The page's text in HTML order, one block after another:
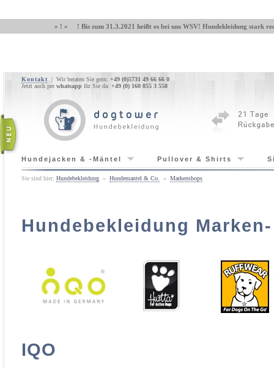
» ! » ! Bis zum 31.3.2021 heißt es bei uns WSV! Hundekleidung stark
Kontakt | Wir beraten Sie gern: +49 (0)5731 49 66 66 0
Jetzt auch perwhatsapp für Sie da: +49 (0) 160 855 3 558
Hundejacken & -Mäntel Pullover & Shirts
Sie sind hier: Hundebekleidung » Hundemantel & Co. » Markenshops
Hundebekleidung
IQO